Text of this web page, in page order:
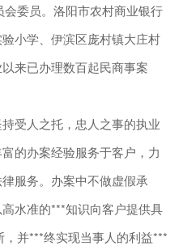
委员。洛阳市农村商业银行
小学、伊滨区庞村镇大庄村
来已办理数百起民商事案
受人之托，忠人之事的执业
的办案经验服务于客户，力
服务。办案中不做虚假承
水准的***知识向客户提供具
并***终实现当事人的利益***